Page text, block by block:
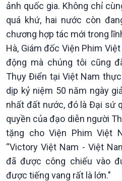
ảnh quốc gia. Không chỉ
quá khứ, hai nước còn
chương hợp tác mới trong
Hà, Giám đốc Viện Phim
động mà chúng tôi cũng
Thụy Điển tại Việt Nam
dịp kỷ niệm 50 năm ngày
nhất đất nước, đó là Đại sứ
quyền của đạo diễn người
tặng cho Viện Phim Việt
“Victory Việt Nam - Việt
đã được công chiếu vào
được tiếng vang rất là lớn."